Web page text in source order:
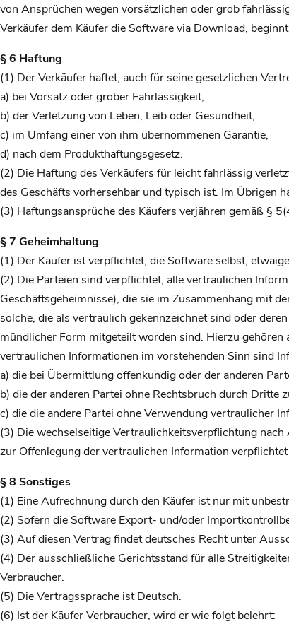
von Ansprüchen wegen vorsätzlichen oder grob
Verkäufer dem Käufer die Software via Download,
§ 6 Haftung
(1) Der Verkäufer haftet, auch für seine gesetzlichen
a) bei Vorsatz oder grober Fahrlässigkeit,
b) der Verletzung von Leben, Leib oder Gesundheit,
c) im Umfang einer von ihm übernommenen Garantie,
d) nach dem Produkthaftungsgesetz.
(2) Die Haftung des Verkäufers für leicht fahrlässig
des Geschäfts vorhersehbar und typisch ist. Im Übrigen
(3) Haftungsansprüche des Käufers verjähren gemäß §
§ 7 Geheimhaltung
(1) Der Käufer ist verpflichtet, die Software selbst,
(2) Die Parteien sind verpflichtet, alle vertraulichen
Geschäftsgeheimnisse), die sie im Zusammenhang mit
solche, die als vertraulich gekennzeichnet sind oder
mündlicher Form mitgeteilt worden sind. Hierzu gehören
vertraulichen Informationen im vorstehenden Sinn sind
a) die bei Übermittlung offenkundig oder der anderen
b) die der anderen Partei ohne Rechtsbruch durch Dritte
c) die die andere Partei ohne Verwendung vertraulicher
(3) Die wechselseitige Vertraulichkeitsverpflichtung
zur Offenlegung der vertraulichen Information
§ 8 Sonstiges
(1) Eine Aufrechnung durch den Käufer ist nur mit
(2) Sofern die Software Export- und/oder
(3) Auf diesen Vertrag findet deutsches Recht unter
(4) Der ausschließliche Gerichtsstand für alle
Verbraucher.
(5) Die Vertragssprache ist Deutsch.
(6) Ist der Käufer Verbraucher, wird er wie folgt belehrt: